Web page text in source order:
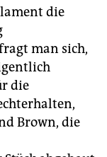
die
man sich,
die
Brown, die